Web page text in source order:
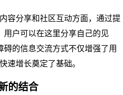
容分享和社区互动方面，通过提
用户可以在这里分享自己的见
的信息交流方式不仅增强了用
速增长奠定了基础。
的结合